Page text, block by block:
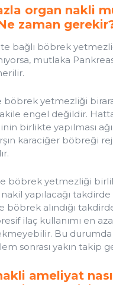
organ nakli
zaman
bağlı böbrek
mutlaka
böbrek yetmezliği
engel değildir.
birlikte yapılması
karaciğer böbreği
böbrek yetmezliği
yapılacağı takdirde
böbrek alındığı
ilaç kullanımı en
Bu
sonrası yakın takip
ameliyat